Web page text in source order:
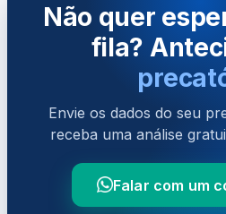
Não quer
fila?
Envie os dados do seu
receba uma análise
Falar com um